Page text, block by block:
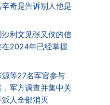
奇是告诉别人他是
利文见张又侠的信
2024年已经掌握
源等27名军官参与
军方调查并集中关
人全部消灭